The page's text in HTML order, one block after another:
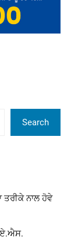
Search
ਤਰੀਕੇ ਨਾਲ ਹੋਵੇ